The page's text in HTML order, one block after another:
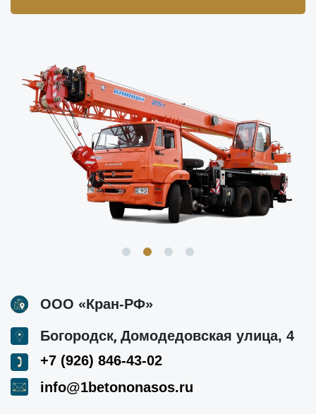
ООО «Кран-РФ»
Богородск, Домодедовская улица, 4
+7 (926) 846-43-02
info@1betononasos.ru